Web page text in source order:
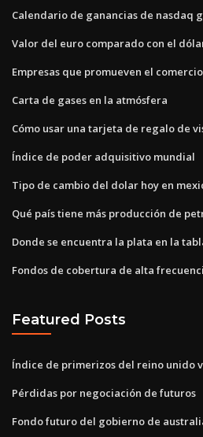
Calendario de ganancias de nasdaq
Valor del euro comparado con el
Empresas que promueven el
Carta de gases en la atmósfera
Cómo usar una tarjeta de regalo de
Índice de poder adquisitivo mundial
Tipo de cambio del dolar hoy en
Qué país tiene más producción de
Donde se encuentra la plata en la
Fondos de cobertura de alta
Featured Posts
Índice de primerizos del reino unido
Pérdidas por negociación de futuros
Fondo futuro del gobierno de